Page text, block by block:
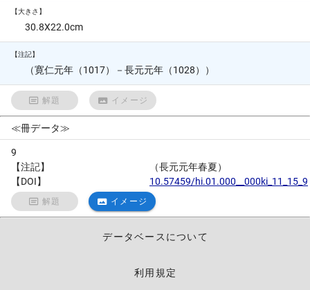
【大きさ】
30.8X22.0cm
【注記】
（寛仁元年（1017）－長元元年（1028））
解題 イメージ
≪冊データ≫
9
【注記】
（長元元年春夏）
【DOI】
10.57459/hi.01.000__000ki_11_15_9
解題 イメージ
データベースについて
利用規定